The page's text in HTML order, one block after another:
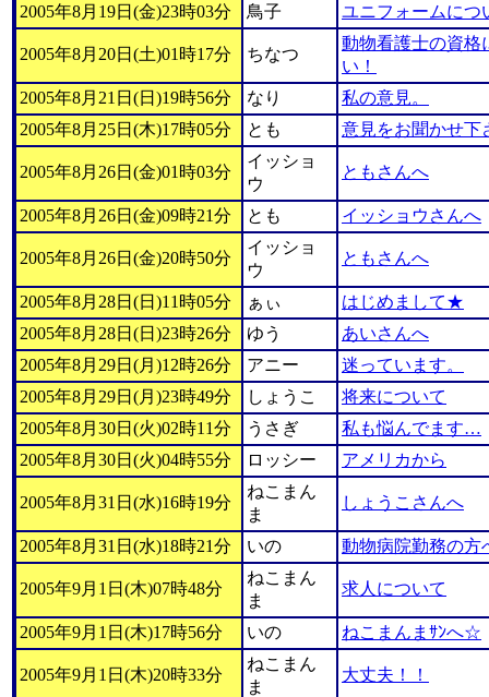
2005年8月19日(金)23時03分
鳥子 ユニフォームにつ
2005年8月20日(土)01時17分 ちなつ
動物看護士の資格
い！
2005年8月21日(日)19時56分
なり
私の意見。
2005年8月25日(木)17時05分
とも 意見をお聞かせ下
2005年8月26日(金)01時03分
イッショ
ウ
ともさんへ
2005年8月26日(金)09時21分 とも イッショウさんへ
2005年8月26日(金)20時50分
イッショ
ウ
ともさんへ
2005年8月28日(日)11時05分 ぁぃ
はじめまして★
2005年8月28日(日)23時26分
ゆう
あいさんへ
2005年8月29日(月)12時26分
アニー
迷っています。
2005年8月29日(月)23時49分
しょうこ
将来について
2005年8月30日(火)02時11分
うさぎ
私も悩んでます…
2005年8月30日(火)04時55分
ロッシー アメリカから
2005年8月31日(水)16時19分
ねこまん
ま
しょうこさんへ
2005年8月31日(水)18時21分 いの 動物病院勤務の方
2005年9月1日(木)07時48分
ねこまん
ま
求人について
2005年9月1日(木)17時56分 いの ねこまんまｻﾝへ☆
2005年9月1日(木)20時33分
ねこまん
ま
大丈夫！！